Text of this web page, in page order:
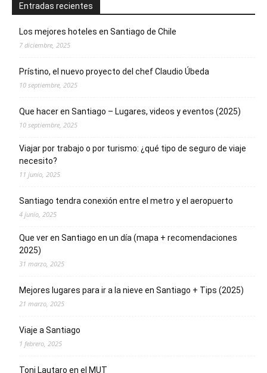
Entradas recientes
Los mejores hoteles en Santiago de Chile
7 diciembre, 2025
Prístino, el nuevo proyecto del chef Claudio Úbeda
10 septiembre, 2025
Que hacer en Santiago – Lugares, videos y eventos (2025)
10 septiembre, 2025
Viajar por trabajo o por turismo: ¿qué tipo de seguro de viaje
necesito?
11 junio, 2025
Santiago tendra conexión entre el metro y el aeropuerto
4 junio, 2025
Que ver en Santiago en un día (mapa + recomendaciones
2025)
31 marzo, 2025
Mejores lugares para ir a la nieve en Santiago + Tips (2025)
21 marzo, 2025
Viaje a Santiago
1 febrero, 2025
Toni Lautaro en el MUT